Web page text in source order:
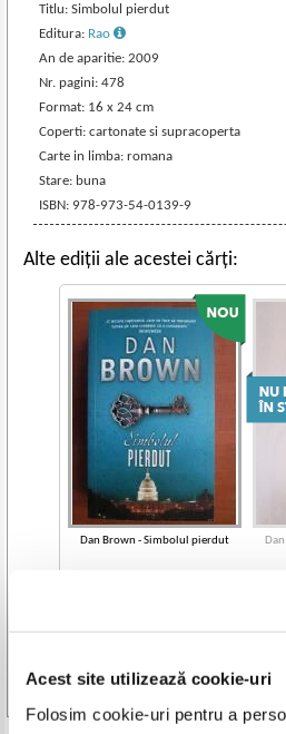
Acest site utilizează cookie-uri
Folosim cookie-uri pentru a
Titlu: Simbolul pierdut
Editura: Rao
An de aparitie: 2009
Nr. pagini: 478
Format: 16 x 24 cm
Coperti: cartonate si supracoperta
Carte in limba: romana
Stare: buna
ISBN: 978-973-54-0139-9
Alte ediții ale acestei cărți:
Dan Brown - Simbolul pierdut